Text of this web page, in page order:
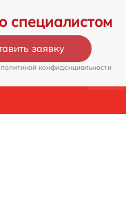
специалистом
заявку
политикой конфиденциальности